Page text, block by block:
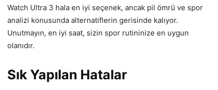
Watch Ultra 3 hala en iyi seçenek, ancak pil ömrü ve spor
analizi konusunda alternatiflerin gerisinde kalıyor.
Unutmayın, en iyi saat, sizin spor rutininize en uygun
olanıdır.
Sık Yapılan Hatalar